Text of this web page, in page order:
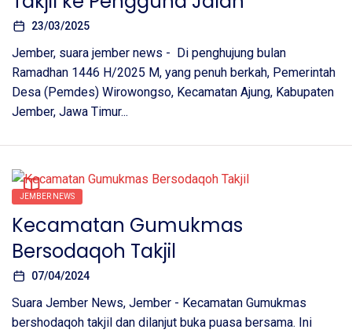
23/03/2025
Jember, suara jember news - Di penghujung bulan
Ramadhan 1446 H/2025 M, yang penuh berkah, Pemerintah
Desa (Pemdes) Wirowongso, Kecamatan Ajung, Kabupaten
Jember, Jawa Timur...
JEMBER NEWS
Kecamatan Gumukmas
Bersodaqoh Takjil
07/04/2024
Suara Jember News, Jember - Kecamatan Gumukmas
bershodaqoh takjil dan dilanjut buka puasa bersama. Ini